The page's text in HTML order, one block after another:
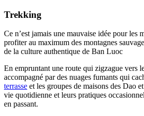
Trekking
Ce n’est jamais une mauvaise idée pour les
profiter au maximum des montagnes
de la culture authentique de Ban Luoc
En empruntant une route qui zigzague vers
accompagné par des nuages fumants qui
terrasse et les groupes de maisons des Dao
vie quotidienne et leurs pratiques
en passant.